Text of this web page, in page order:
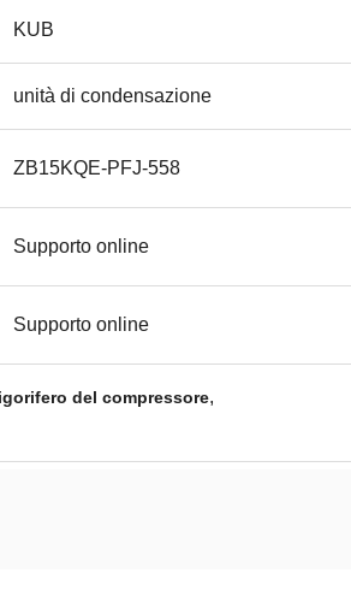
KUB
unità di condensazione
ZB15KQE-PFJ-558
Supporto online
Supporto online
del compressore,